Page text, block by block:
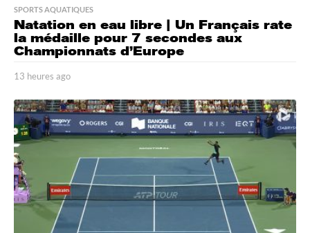
SPORTS AQUATIQUES
Natation en eau libre | Un Français rate
la médaille pour 7 secondes aux
Championnats d’Europe
13 heures ago
h
e
r
s
a
g
o